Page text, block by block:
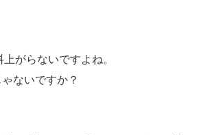
がらないですよね。
ないですか？